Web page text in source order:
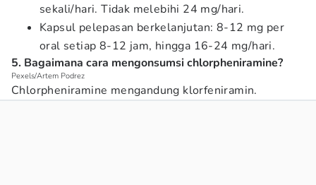
sekali/hari. Tidak melebihi 24 mg/hari.
Kapsul pelepasan berkelanjutan: 8-12 mg per
oral setiap 8-12 jam, hingga 16-24 mg/hari.
5. Bagaimana cara mengonsumsi chlorpheniramine?
Pexels/Artem Podrez
Chlorpheniramine mengandung klorfeniramin.